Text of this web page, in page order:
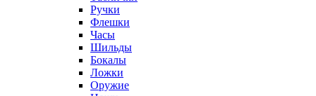
Ручки
Флешки
Часы
Шильды
Бокалы
Ложки
Оружие